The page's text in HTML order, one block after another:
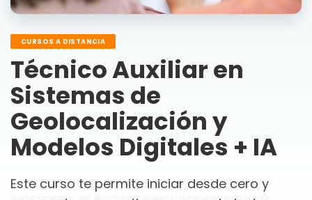
CURSOS A DISTANCIA
Técnico Auxiliar en
Sistemas de
Geolocalización y
Modelos Digitales + IA
Este curso te permite iniciar desde cero y